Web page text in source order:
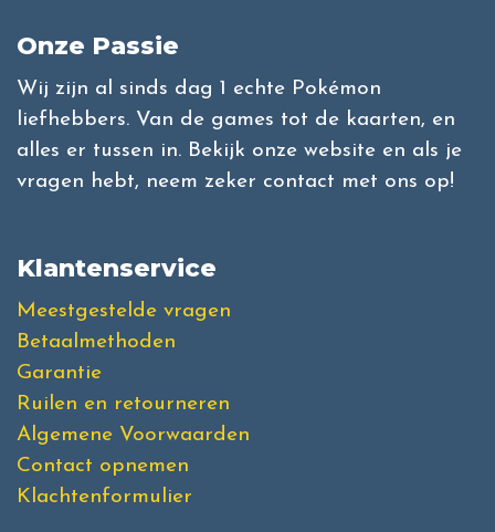
Onze Passie
Wij zijn al sinds dag 1 echte Pokémon
liefhebbers. Van de games tot de kaarten, en
alles er tussen in. Bekijk onze website en als je
vragen hebt, neem zeker contact met ons op!
Klantenservice
Meestgestelde vragen
Betaalmethoden
Garantie
Ruilen en retourneren
Algemene Voorwaarden
Contact opnemen
Klachtenformulier